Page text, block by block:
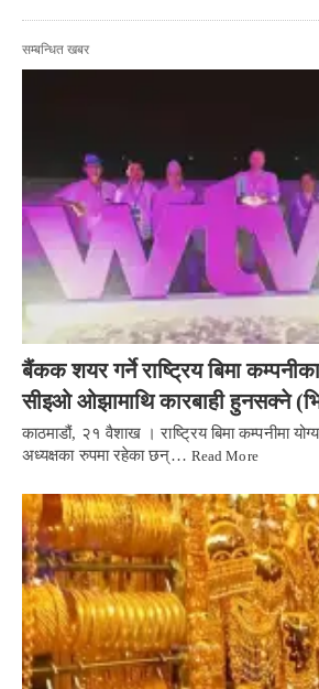
सम्बन्धित खबर
बैंकक शयर गर्ने राष्ट्रिय बिमा
सीइओ ओझामाथि कारबाही हुनसक्ने
काठमाडौं, २१ वैशाख । राष्ट्रिय बिमा कम्पनीमा
अध्यक्षका रुपमा रहेका छन्… Read More